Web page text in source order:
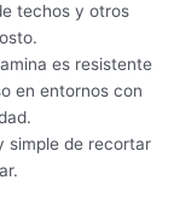
techos y otros
es resistente
en entornos con
simple de recortar